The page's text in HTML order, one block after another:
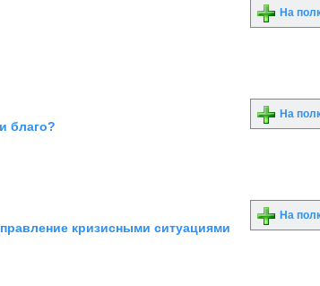
На
благо?
На
кризисными ситуациями
На